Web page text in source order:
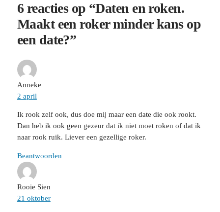
6 reacties op “Daten en roken.
Maakt een roker minder kans op
een date?”
Anneke
2 april
Ik rook zelf ook, dus doe mij maar een date die ook rookt.
Dan heb ik ook geen gezeur dat ik niet moet roken of dat ik
naar rook ruik. Liever een gezellige roker.
Beantwoorden
Rooie Sien
21 oktober